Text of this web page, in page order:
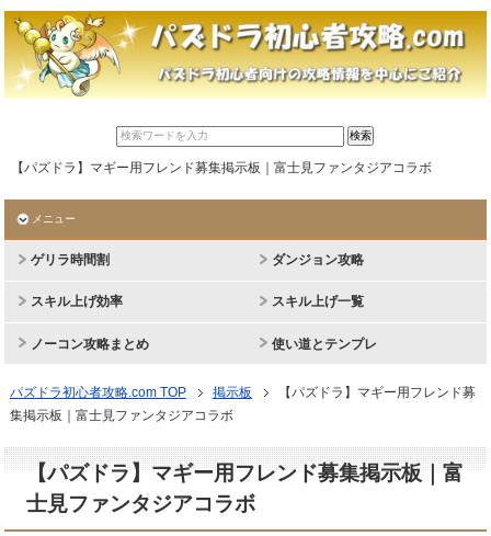
【パズドラ】マギー用フレンド募集掲示板｜富士見ファンタジアコラボ
メニュー
ゲリラ時間割 ダンジョン攻略
スキル上げ効率 スキル上げ一覧
ノーコン攻略まとめ 使い道とテンプレ
パズドラ初心者攻略.com TOP 掲示板
【パズドラ】マギー用フレンド募
集掲示板｜富士見ファンタジアコラボ
【パズドラ】マギー用フレンド募集掲示板｜富
士見ファンタジアコラボ